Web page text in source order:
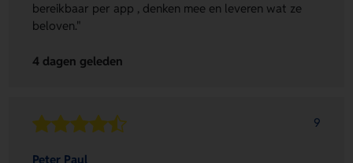
bereikbaar per app , denken mee en leveren wat ze
beloven."
4 dagen geleden
9
Peter Paul